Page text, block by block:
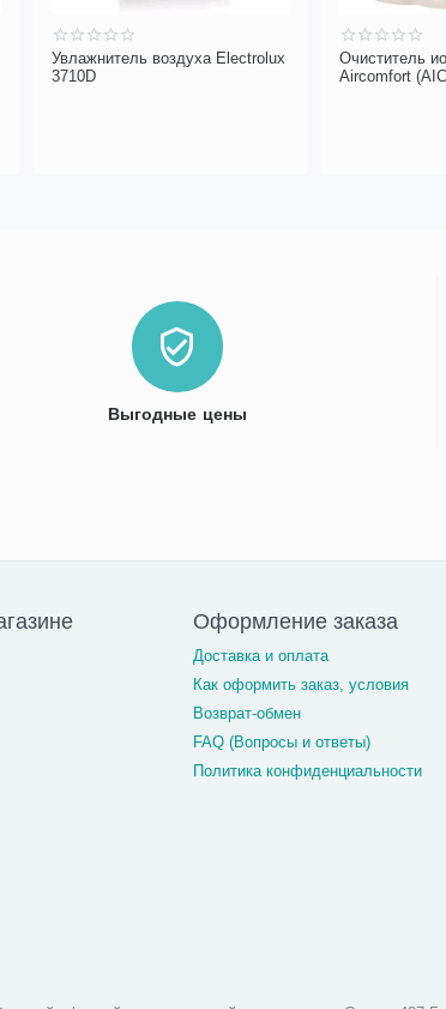
Увлажнитель воздуха Electrolux
3710D
Очиститель
Выгодные цены
Оформление заказа
Доставка и оплата
Как оформить заказ, условия
Возврат-обмен
FAQ (Вопросы и ответы)
Политика конфиденциальности